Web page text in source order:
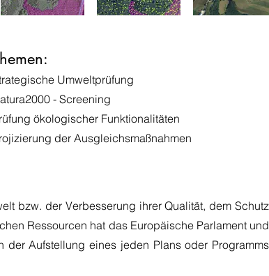
Umweltprüfung
- Screening
ökologischer Funktionalitäten
der Ausgleichsmaßnahmen
bzw. der Verbesserung ihrer Qualität, dem Schutz
Ressourcen hat das Europäische Parlament und
der Aufstellung eines jeden Plans oder Programms